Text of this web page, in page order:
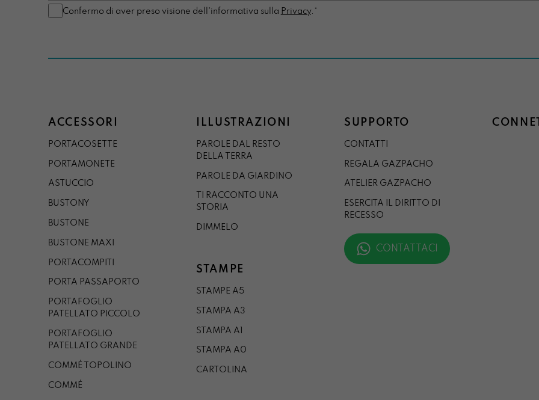
Confermo di aver preso visione dell'informativa sulla Privacy.*
ACCESSORI
PORTACOSETTE
PORTAMONETE
ASTUCCIO
BUSTONY
BUSTONE
BUSTONE MAXI
PORTACOMPITI
PORTA PASSAPORTO
PORTAFOGLIO
PATELLATO PICCOLO
PORTAFOGLIO
PATELLATO GRANDE
COMMÉ TOPOLINO
COMMÉ
ILLUSTRAZIONI
PAROLE DAL RESTO
DELLA TERRA
PAROLE DA GIARDINO
TI RACCONTO UNA
STORIA
DIMMELO
STAMPE
STAMPE A5
STAMPA A3
STAMPA A1
STAMPA A0
CARTOLINA
SUPPORTO
CONTATTI
REGALA GAZPACHO
ATELIER GAZPACHO
ESERCITA IL DIRITTO DI
RECESSO
CONTATTACI